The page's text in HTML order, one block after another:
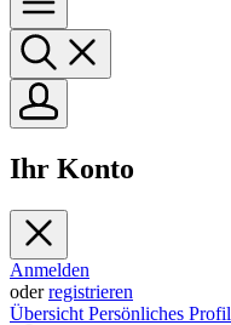
Ihr Konto
Anmelden
oderregistrieren
Übersicht Persönliches Profil